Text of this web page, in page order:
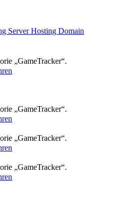
„GameTracker“.
„GameTracker“.
„GameTracker“.
„GameTracker“.